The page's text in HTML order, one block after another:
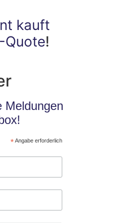
kauft
Quote!
Meldungen
*Angabe erforderlich